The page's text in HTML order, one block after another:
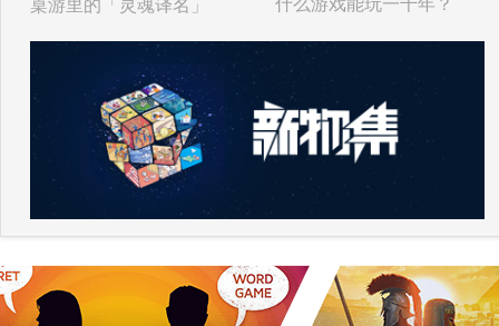
桌游里的「灵魂译名」